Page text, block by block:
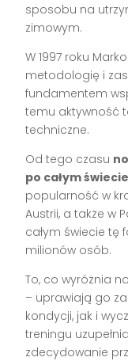
sposobu na
zimowym.
W 1997 roku
metodologię i
fundamentem
temu aktywność
techniczne.
Od tego czasu
po całym
popularność w
Austrii, a także w
całym świecie tę
milionów osób.
To, co wyróżnia
– uprawiają go
kondycji, jak i
treningu
zdecydowanie